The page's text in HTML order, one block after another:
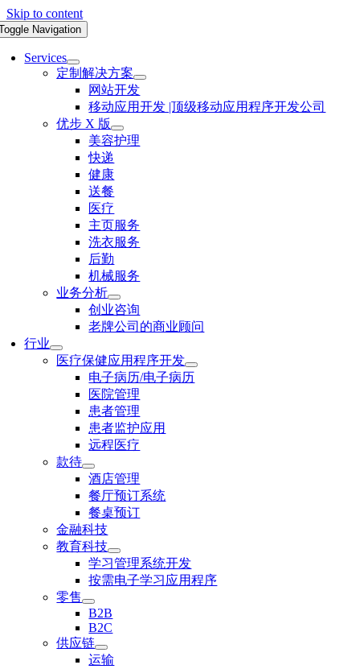
Skip to content
Navigation
Services
定制解决方案
网站开发
移动应用开发 |顶级移动应用程序开发公司
优步 X 版
美容护理
快递
健康
送餐
医疗
主页服务
洗衣服务
后勤
机械服务
业务分析
创业咨询
老牌公司的商业顾问
行业
医疗保健应用程序开发
电子病历/电子病历
医院管理
患者管理
患者监护应用
远程医疗
款待
酒店管理
餐厅预订系统
餐桌预订
金融科技
教育科技
学习管理系统开发
按需电子学习应用程序
零售
B2B
B2C
供应链
运输